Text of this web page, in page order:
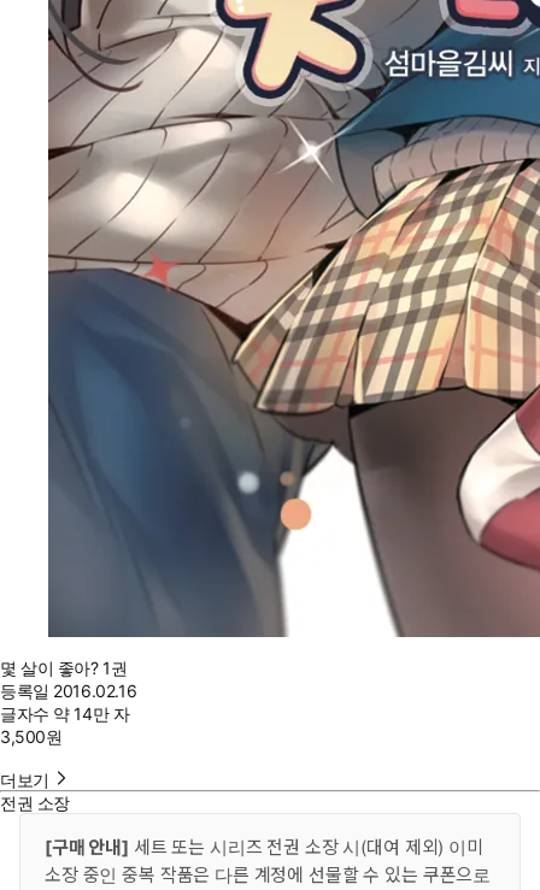
몇 살이 좋아? 1권
등록일 2016.02.16
글자수 약 14만 자
3,500원
더보기
전권 소장
[구매 안내] 세트 또는 시리즈 전권 소장 시(대여 제외) 이미
소장 중인 중복 작품은 다른 계정에 선물할 수 있는 쿠폰으로